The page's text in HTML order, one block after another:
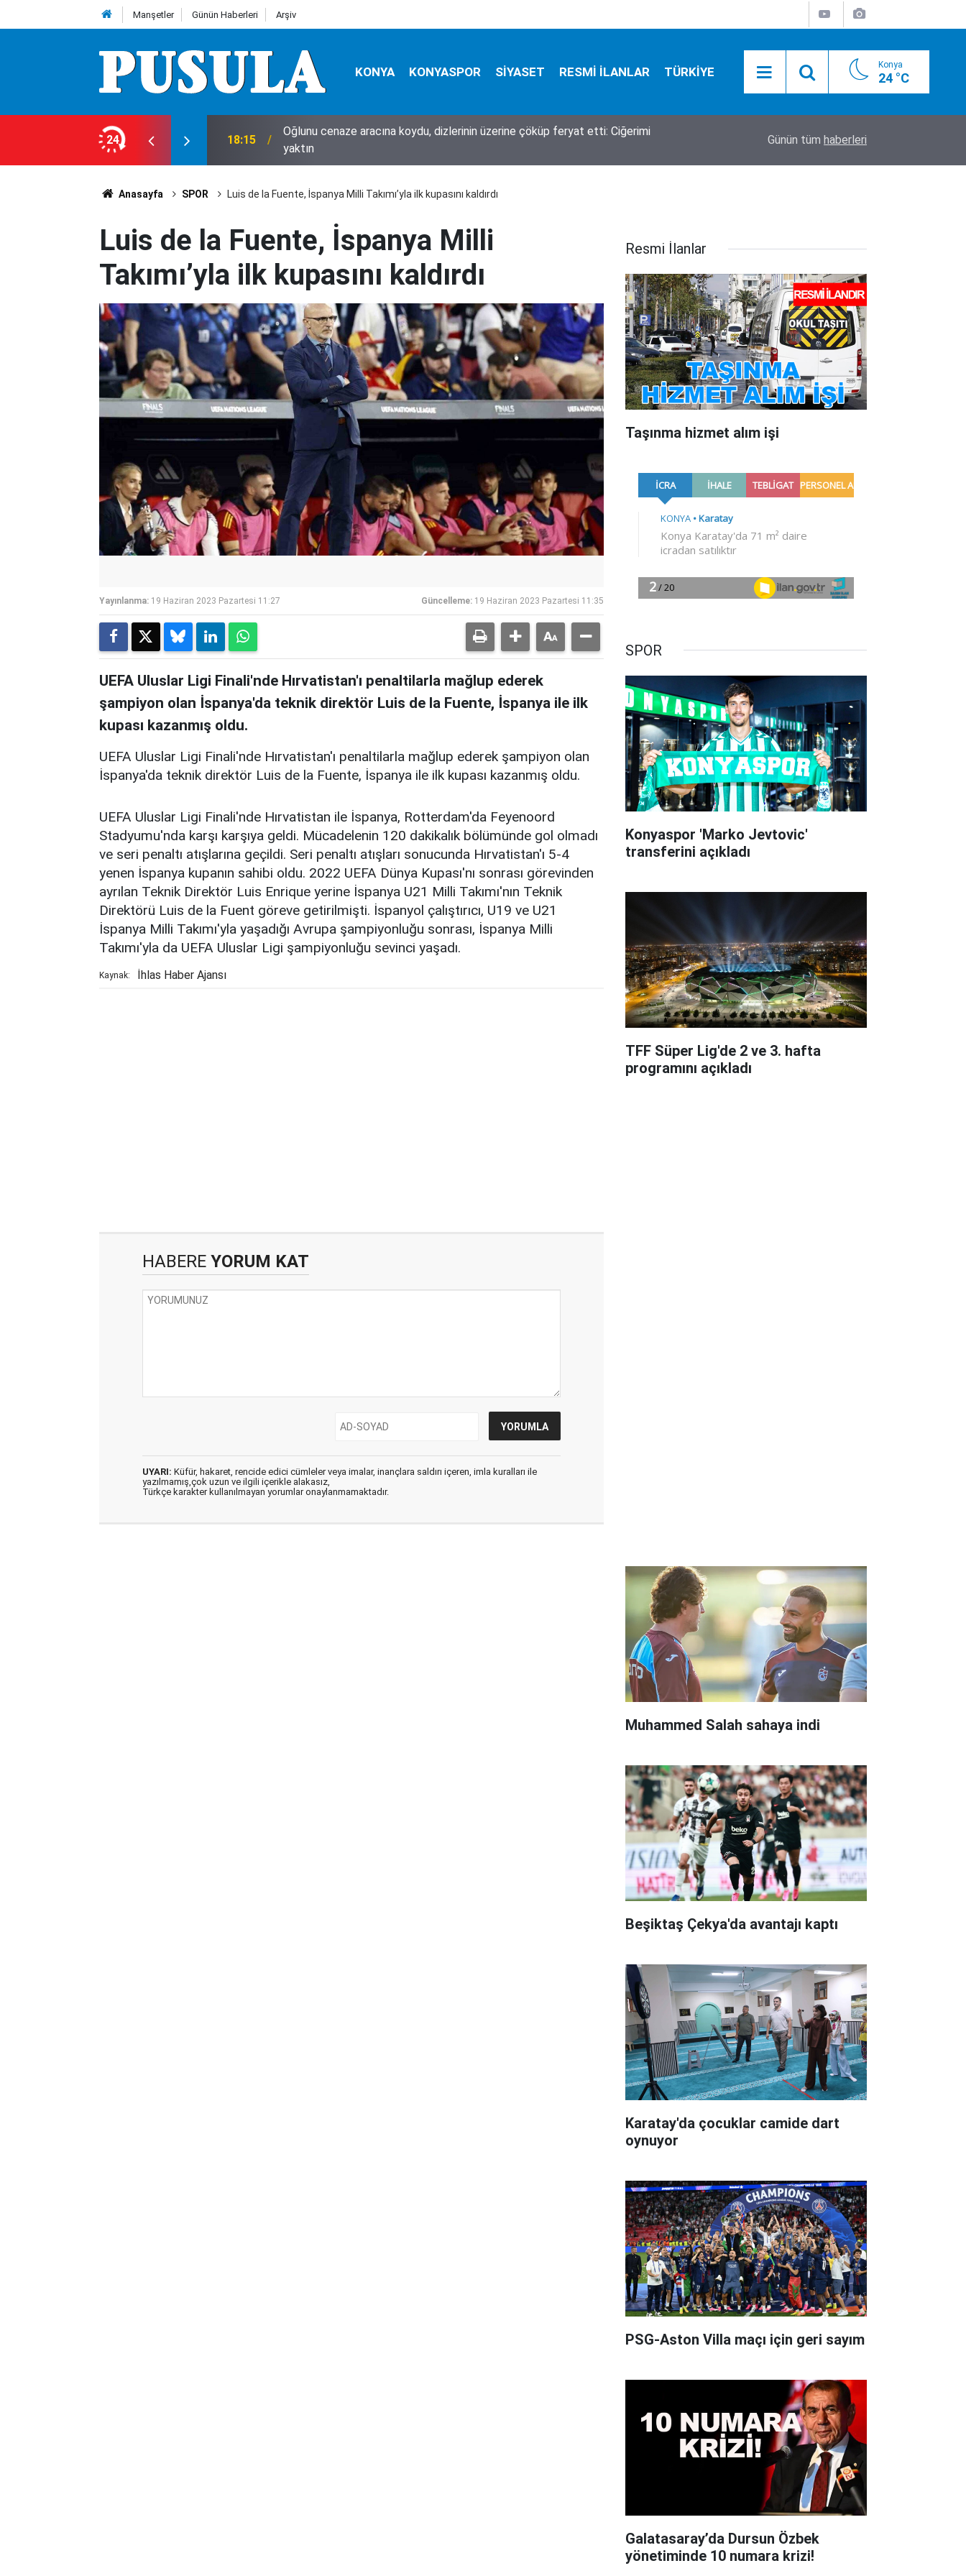
Manşetler Günün Haberleri Arşiv
KONYA KONYASPOR SİYASET RESMİ İLANLAR TÜRKİYE Konya
24 °C
24 18:15
Oğlunu cenaze aracına koydu, dizlerinin üzerine çöküp feryat etti: Ciğerimi
yaktın
Konya’da bugün neler oldu? İşte 7 Ağustos
Günün tüm haberleri
Anasayfa SPOR Luis de la Fuente, İspanya Milli Takımı’yla ilk kupasını kaldırdı
Luis de la Fuente, İspanya Milli
Takımı’yla ilk kupasını kaldırdı
Yayınlanma: 19 Haziran 2023 Pazartesi 11:27 Güncelleme: 19 Haziran 2023 Pazartesi 11:35
UEFA Uluslar Ligi Finali'nde Hırvatistan'ı penaltilarla mağlup ederek
şampiyon olan İspanya'da teknik direktör Luis de la Fuente, İspanya ile ilk
kupası kazanmış oldu.
UEFA Uluslar Ligi Finali'nde Hırvatistan'ı penaltilarla mağlup ederek şampiyon olan
İspanya'da teknik direktör Luis de la Fuente, İspanya ile ilk kupası kazanmış oldu.
UEFA Uluslar Ligi Finali'nde Hırvatistan ile İspanya, Rotterdam'da Feyenoord
Stadyumu'nda karşı karşıya geldi. Mücadelenin 120 dakikalık bölümünde gol olmadı
ve seri penaltı atışlarına geçildi. Seri penaltı atışları sonucunda Hırvatistan'ı 5-4
yenen İspanya kupanın sahibi oldu. 2022 UEFA Dünya Kupası'nı sonrası görevinden
ayrılan Teknik Direktör Luis Enrique yerine İspanya U21 Milli Takımı'nın Teknik
Direktörü Luis de la Fuent göreve getirilmişti. İspanyol çalıştırıcı, U19 ve U21
İspanya Milli Takımı'yla yaşadığı Avrupa şampiyonluğu sonrası, İspanya Milli
Takımı'yla da UEFA Uluslar Ligi şampiyonluğu sevinci yaşadı.
Kaynak: İhlas Haber Ajansı
HABERE YORUM KAT
UYARI: Küfür, hakaret, rencide edici cümleler veya imalar, inançlara saldırı içeren, imla kuralları ile
yazılmamış,çok uzun ve ilgili içerikle alakasız,
Türkçe karakter kullanılmayan yorumlar onaylanmamaktadır.
Resmi İlanlar
Taşınma hizmet alım işi
SPOR
Konyaspor 'Marko Jevtovic'
transferini açıkladı
TFF Süper Lig'de 2 ve 3. hafta
programını açıkladı
Muhammed Salah sahaya indi
Beşiktaş Çekya'da avantajı kaptı
Karatay'da çocuklar camide dart
oynuyor
PSG-Aston Villa maçı için geri sayım
Galatasaray’da Dursun Özbek
yönetiminde 10 numara krizi!